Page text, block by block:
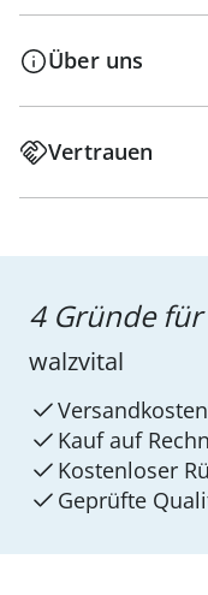
Über uns
Vertrauen
4 Gründe für
walzvital
Kauf auf
Kostenloser
Geprüfte